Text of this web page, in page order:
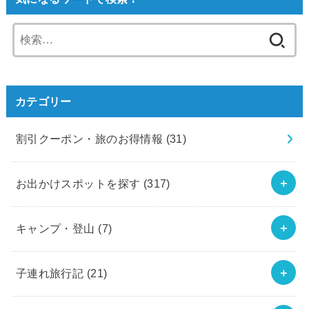
索:
カテゴリー
割引クーポン・旅のお得情報 (31)
お出かけスポットを探す (317)
キャンプ・登山 (7)
子連れ旅行記 (21)